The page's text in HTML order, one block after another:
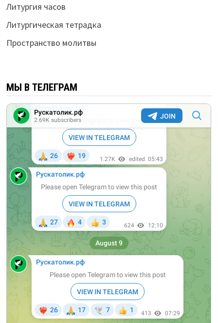
Литургия часов
Литургическая тетрадка
Пространство молитвы
МЫ В ТЕЛЕГРАМ